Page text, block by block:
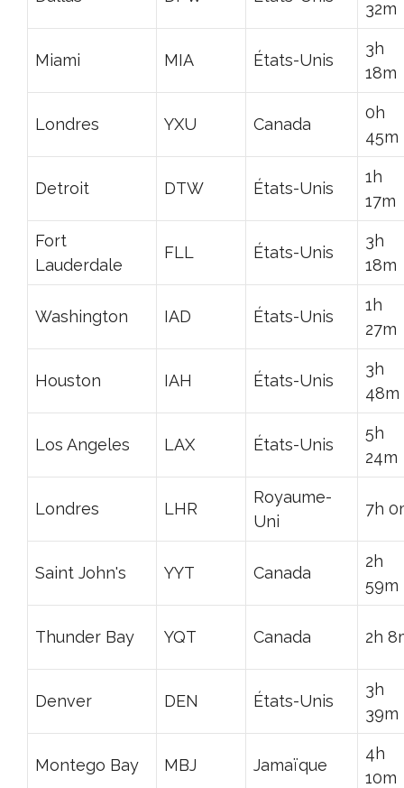
32m
Miami MIA États-Unis
3h
18m
Londres YXU Canada
0h
45m
Detroit DTW États-Unis
1h
17m
Fort
Lauderdale
FLL États-Unis
3h
18m
Washington IAD États-Unis
1h
27m
Houston IAH États-Unis
3h
48m
Los Angeles LAX États-Unis
5h
24m
Londres LHR
Royaume-
Uni
7h
Saint John's YYT Canada
2h
59m
Thunder Bay YQT Canada 2h
Denver DEN États-Unis
3h
39m
Montego Bay MBJ Jamaïque
4h
10m